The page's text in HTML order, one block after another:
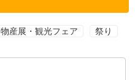
物産展・観光フェア 祭り